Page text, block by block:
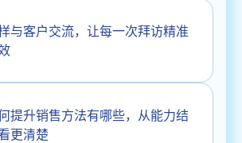
与客户交流，让每一次拜访精准
提升销售方法有哪些，从能力结
更清楚